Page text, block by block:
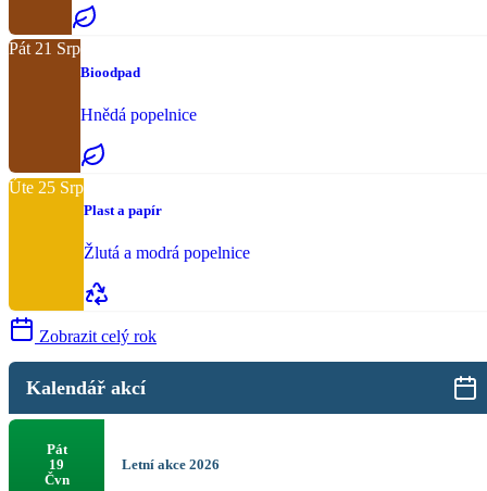
Pát 21 Srp
Bioodpad
Hnědá popelnice
Úte 25 Srp
Plast a papír
Žlutá a modrá popelnice
Zobrazit celý rok
Kalendář akcí
Pát
19
Čvn
Letní akce 2026